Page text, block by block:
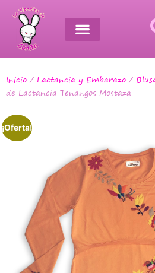
Inicio / Lactancia y Embarazo /
de Lactancia Tenangos Mostaza
¡Oferta!